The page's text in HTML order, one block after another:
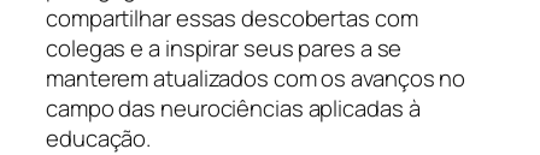
compartilhar essas descobertas com
colegas e a inspirar seus pares a se
manterem atualizados com os avanços no
campo das neurociências aplicadas à
educação.